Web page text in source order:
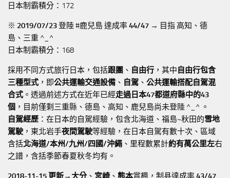
日本制霸積分：172
※ 2019/07/23登陸 #鹿兒島 達成率44/47 → 目指 高知、德
島、三重 ^_^
日本制霸積分：168
採用不同方式旅行日本，包括跟團 、 自由行 ，其中自由行包含
三種型式 ，即公共運輸交通設備 、 自駕 、 公共運輸搭配自駕混
合式 。透過前述方式在近年已經走過日本47都道府縣中的43
個 ，目前僅剩三重縣、德島、高知、鹿兒島尚未登陸 ^_^ 。
自駕經歷 ：在日本的自駕經驗，包含北海道、福島~秋田的雪地
駕駛 ，東北岩手夜間駕駛等經驗，在日本自駕有數十次、區域
含括北海道/本州/九州/四國/沖繩 、里程數累計約有萬公里左右
之譜，含括季節春夏秋冬均有。
2018-11-15 更新→ 大分、 宮崎 、 熊本賞楓，制县達成率43/47